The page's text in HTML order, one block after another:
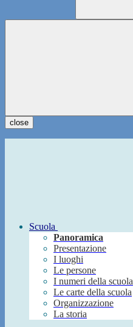
close
Scuola
Panoramica
Presentazione
I luoghi
Le persone
I numeri della scuola
Le carte della scuola
Organizzazione
La storia